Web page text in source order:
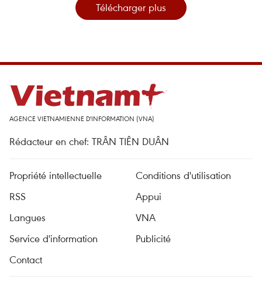
Télécharger plus
AGENCE VIETNAMIENNE D'INFORMATION (VNA)
Rédacteur en chef: TRÂN TIÊN DUÂN
Propriété intellectuelle
Conditions d'utilisation
RSS
Appui
Langues
VNA
Service d'information
Publicité
Contact